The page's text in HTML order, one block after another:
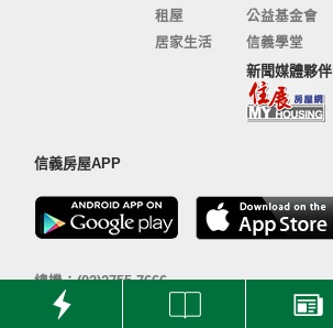
租屋
居家生活
公益基金會
信義學堂
新聞媒體夥伴
信義房屋APP
總機：(02)2755-7666
客服信箱：
110 台北市信義區信義路五段100號